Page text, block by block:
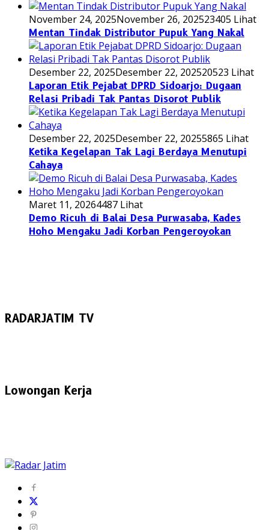
November 24, 2025November 26, 202523405 Lihat
Mentan Tindak Distributor Pupuk Yang Nakal
Desember 22, 2025Desember 22, 202520523 Lihat
Laporan Etik Pejabat DPRD Sidoarjo: Dugaan
Relasi Pribadi Tak Pantas Disorot Publik
Desember 22, 2025Desember 22, 20255865 Lihat
Ketika Kegelapan Tak Lagi Berdaya Menutupi
Cahaya
Maret 11, 20264487 Lihat
Demo Ricuh di Balai Desa Purwasaba, Kades
Hoho Mengaku Jadi Korban Pengeroyokan
RADARJATIM TV
Lowongan Kerja